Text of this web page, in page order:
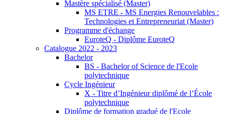
Mastère spécialisé (Master)
MS ETRE - MS Energies Renouvelables :
Technologies et Entrepreneuriat (Master)
Programme d'échange
EuroteQ - Diplôme EuroteQ
Catalogue 2022 - 2023
Bachelor
BS - Bachelor of Science de l'Ecole
polytechnique
Cycle Ingénieur
X - Titre d’Ingénieur diplômé de l’École
polytechnique
Diplôme de formation gradué de l'Ecole